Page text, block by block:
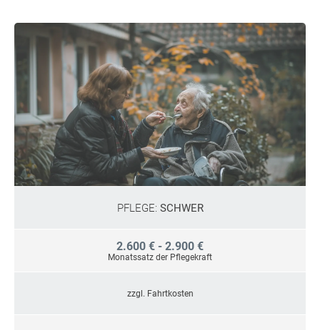
PFLEGE: SCHWER
2.600 € - 2.900 €
Monatssatz der Pflegekraft
zzgl. Fahrtkosten